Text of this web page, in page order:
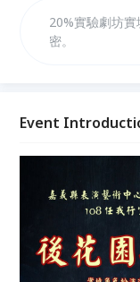
20%實驗劇坊
密。
Event